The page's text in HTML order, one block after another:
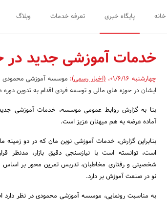
خانه پایگاه خبری تعرفه خدمات وبلاگ
خدمات آموزشی جدید در
چهارشنبه 01/6/16 ،(اخبار رسمی): موسسه آموزشی محمودی
ایشان در حوزه های مالی و توسعه فردی اقدام به تدوین
بنا به گزارش روابط عمومی موسسه، خدمات آموزشی
آماده عرضه به هم میهنان عزیز است.
بنابراین گزارش، خدمات آموزشی نوین مان که در دو زمینه
است، توانسته است با نیازسنجی دقیق بازار، مدنظر
شخصیتی و رفتاری مخاطبان، تدریس تمرین محور بر اساس
نو در صنعت آموزش بر دارد.
به مناسبت رونمایی، موسسه آموزشی محمودی در نظر دارد